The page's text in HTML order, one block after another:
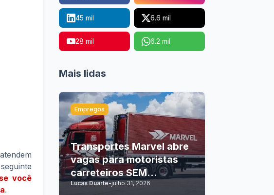
você
.
45 mil 6.6 mil
28 mil 6.2 mil
Mais lidas
Empregos
Transportes Marvel abre
vagas para motoristas
carreteiros SEM
EXPERIÊNCIA
Lucas Duarte-julho 31, 2026